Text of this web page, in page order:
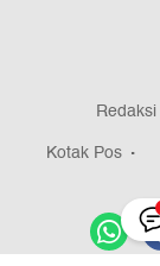
Redaksi
Kotak Pos